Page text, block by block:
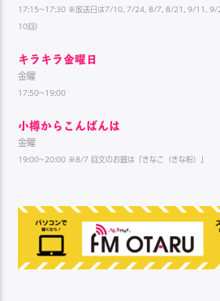
17:15~17:30 ※放送日は7/10, 7/24, 8/7, 8/21, 9/11,
10回）
キラキラ金曜日
金曜
17:50~19:00
小樽からこんばんは
金曜
19:00~20:00 ※8/7 回文のお題は「きなこ（きな粉）」